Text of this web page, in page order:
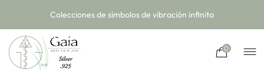
Colecciones de símbolos de vibración infinita
0